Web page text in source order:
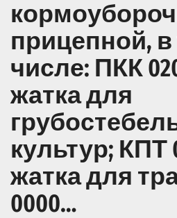
прицепной,
числе: ПКК
жатка для
культур; КПТ
жатка для
0000…